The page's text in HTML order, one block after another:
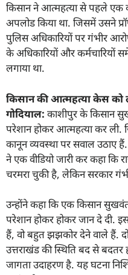
किसान ने आत्महत्या से पहले एक
अपलोड किया था. जिसमें उसने
पुलिस अधिकारियों पर गंभीर
के अधिकारियों और कर्मचारियों
लगाया था.
किसान की आत्महत्या केस
गोदियाल: काशीपुर के किसान
परेशान होकर आत्महत्या कर ली.
कानून व्यवस्था पर सवाल उठाए
ने एक वीडियो जारी कर कहा कि
चरमरा चुकी है, लेकिन सरकार
उन्होंने कहा कि एक किसान
परेशान होकर होकर जान दे दी.
हैं, वो बहुत झझकोर देने वाले हैं.
उत्तराखंड की स्थिति बद से बदतर
जागता उदाहरण है. यह घटना